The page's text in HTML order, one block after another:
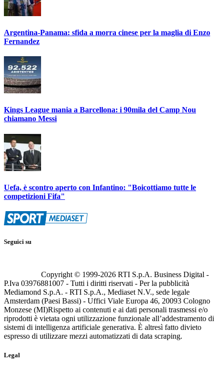
Argentina-Panama: sfida a morra cinese per la maglia di Enzo
Fernandez
Kings League mania a Barcellona: i 90mila del Camp Nou
chiamano Messi
Uefa, è scontro aperto con Infantino: "Boicottiamo tutte le
competizioni Fifa"
Seguici su
Copyright © 1999-2026 RTI S.p.A. Business Digital -
P.Iva 03976881007 - Tutti i diritti riservati - Per la pubblicità
Mediamond S.p.A. - RTI S.p.A., Mediaset N.V., sede legale
Amsterdam (Paesi Bassi) - Uffici Viale Europa 46, 20093 Cologno
Monzese (MI)Rispetto ai contenuti e ai dati personali trasmessi e/o
riprodotti è vietata ogni utilizzazione funzionale all’addestramento di
sistemi di intelligenza artificiale generativa. È altresì fatto divieto
espresso di utilizzare mezzi automatizzati di data scraping.
Legal